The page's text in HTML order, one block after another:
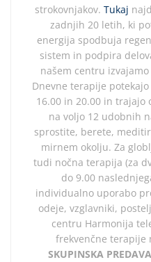
strokovnjakov. Tukaj
zadnjih 20 letih, ki
energija spodbuja
sistem in podpira
našem centru
Dnevne terapije
16.00 in 20.00 in trajajo
na voljo 12 udobnih
sprostite, berete,
mirnem okolju. Za
tudi nočna terapija (za
do 9.00
individualno uporabo
odeje, vzglavniki,
centru Harmonija
frekvenčne terapije
SKUPINSKA